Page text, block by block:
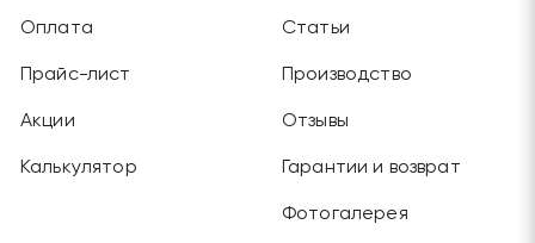
Оплата
Прайс-лист
Акции
Калькулятор
Статьи
Производство
Отзывы
Гарантии и возврат
Фотогалерея